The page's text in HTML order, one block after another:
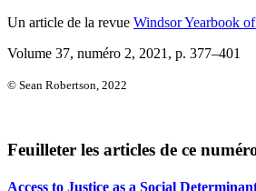
Un article de la revue Windsor Yearbook
Volume 37, numéro 2, 2021 , p. 377–401
© Sean Robertson, 2022
Feuilleter les articles de ce
Access to Justice as a Social